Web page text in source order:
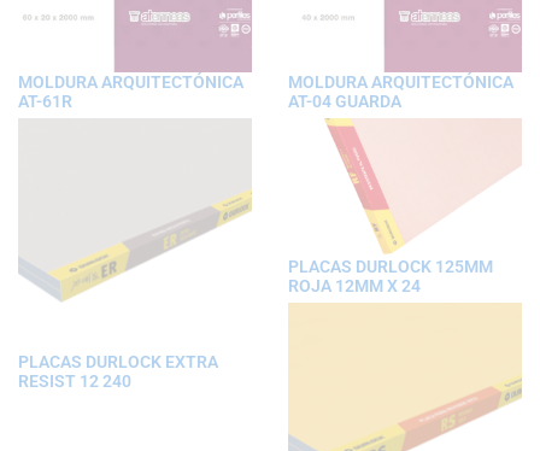
MOLDURA ARQUITECTÓNICA
AT-61R
MOLDURA ARQUITECTÓNICA
AT-04 GUARDA
PLACAS DURLOCK EXTRA
RESIST 12 240
PLACAS DURLOCK 125MM
ROJA 12MM X 24